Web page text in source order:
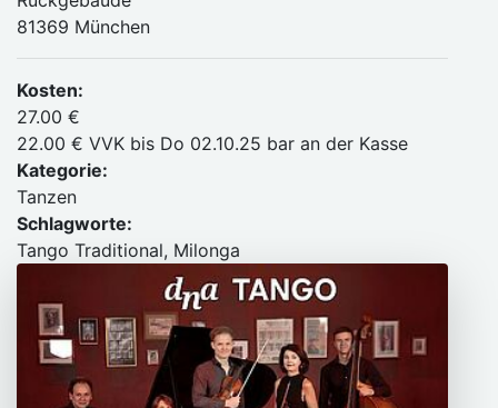
81369 München
Kosten:
27.00 €
22.00 € VVK bis Do 02.10.25 bar an der Kasse
Kategorie:
Tanzen
Schlagworte:
Tango Traditional, Milonga